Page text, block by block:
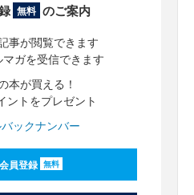
無料 のご案内
事が閲覧できます
マガを受信できます
本が買える！
ントをプレゼント
バックナンバー
員登録 無料